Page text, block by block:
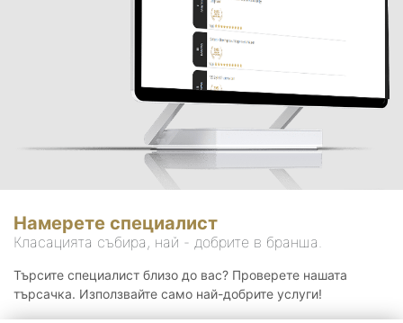
Намерете специалист
Класацията събира, най - добрите в бранша.
Търсите специалист близо до вас? Проверете нашата
търсачка. Използвайте само най-добрите услуги!